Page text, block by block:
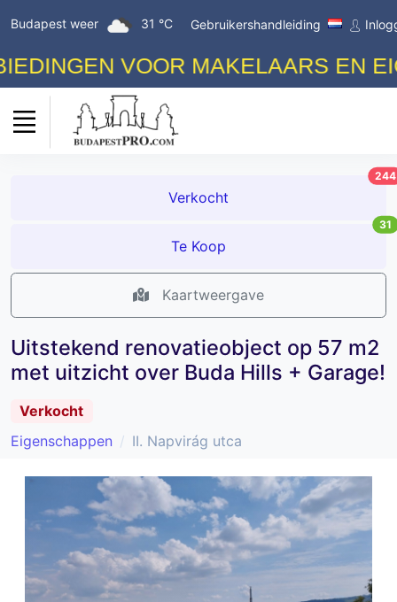
Budapest weer 31 °C Gebruikershandleiding
VOOR MAKELAARS EN
Verkocht
244
Te Koop
31
Kaartweergave
Uitstekend renovatieobject op 57 m2
met uitzicht over Buda Hills + Garage!
Verkocht
Eigenschappen
II. Napvirág utca